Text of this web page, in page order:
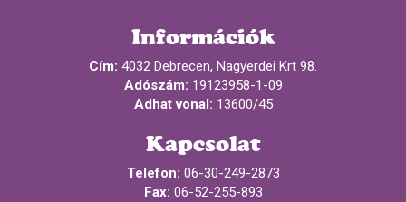
Információk
Cím: 4032 Debrecen, Nagyerdei Krt 98.
Adószám: 19123958-1-09
Adhat vonal: 13600/45
Kapcsolat
Telefon: 06-30-249-2873
Fax: 06-52-255-893